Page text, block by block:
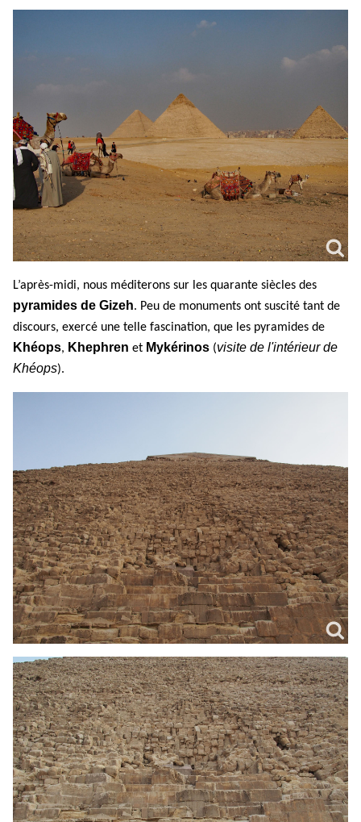
L’après-midi, nous méditerons sur les quarante siècles des
pyramides de Gizeh. Peu de monuments ont suscité tant de
discours, exercé une telle fascination, que les pyramides de
Khéops, Khephren et Mykérinos (visite de l'intérieur de
Khéops).